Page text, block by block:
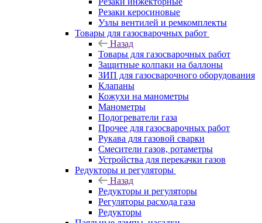
Резаки керосиновые
Узлы вентилей и ремкомплекты
Товары для газосварочных работ
Назад
Товары для газосварочных работ
Защитные колпаки на баллоны
ЗИП для газосварочного оборудования
Клапаны
Кожухи на манометры
Манометры
Подогреватели газа
Прочее для газосварочных работ
Рукава для газовой сварки
Смесители газов, ротаметры
Устройства для перекачки газов
Редукторы и регуляторы
Назад
Редукторы и регуляторы
Регуляторы расхода газа
Редукторы